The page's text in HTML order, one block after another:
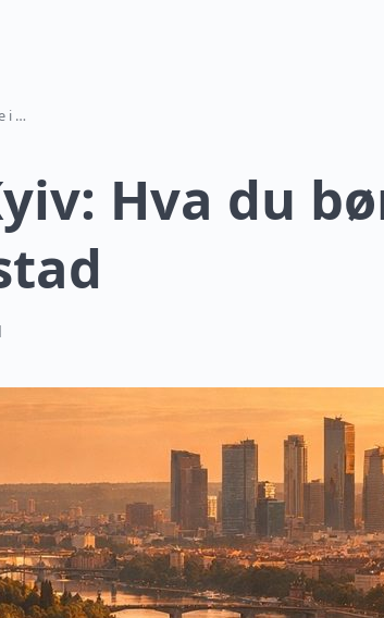
Reiseguide for Kyiv: Hva du bør se og gjøre i Ukrainas hovedstad
Hva du